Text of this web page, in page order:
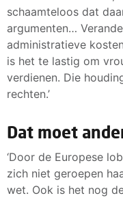
schaamteloos dat
argumenten…
administratieve
is het te lastig om
verdienen. Die
rechten.’
Dat moet
‘Door de Europese
zich niet geroepen
wet. Ook is het nog